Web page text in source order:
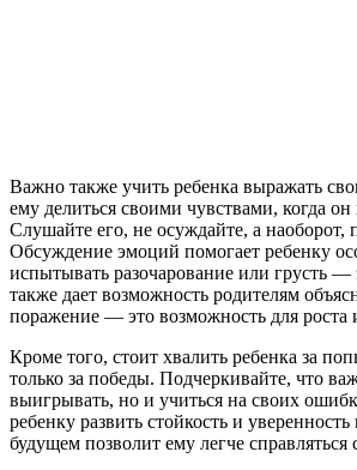
Важно также учить ребенка выражать
ему делиться своими чувствами, когда он
Слушайте его, не осуждайте, а наоборот,
Обсуждение эмоций помогает ребенку
испытывать разочарование или грусть
также дает возможность родителям
поражение — это возможность для роста
Кроме того, стоит хвалить ребенка за
только за победы. Подчеркивайте, что
выигрывать, но и учиться на своих
ребенку развить стойкость и
будущем позволит ему легче справляться